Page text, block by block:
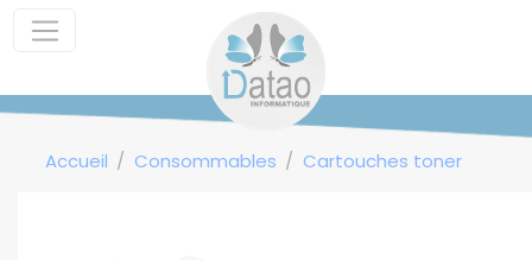
Accueil Consommables Cartouches toner
Panneau de gestion des cookies